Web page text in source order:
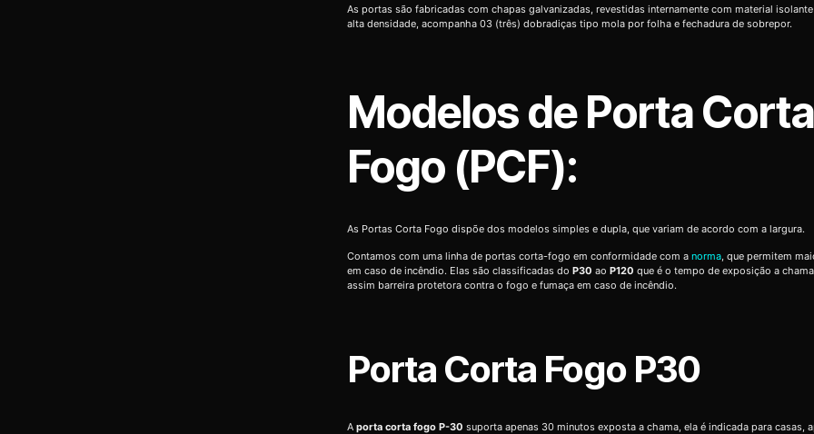
As portas são fabricadas com chapas galvanizadas, revestidas internamente com material
alta densidade, acompanha 03 (três) dobradiças tipo mola por folha e fechadura de sobrepor.
Modelos de Porta Corta
Fogo (PCF):
As Portas Corta Fogo dispõe dos modelos simples e dupla, que variam de acordo com a largura.
Contamos com uma linha de portas corta-fogo em conformidade com a norma, que permitem
em caso de incêndio. Elas são classificadas do P30 ao P120 que é o tempo de exposição a
assim barreira protetora contra o fogo e fumaça em caso de incêndio.
Porta Corta Fogo P30
A porta corta fogo P-30 suporta apenas 30 minutos exposta a chama, ela é indicada para casas,